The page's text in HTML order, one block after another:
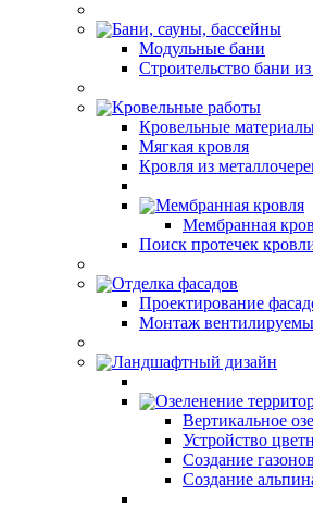
Бани, сауны, бассейны
Модульные бани
Строительство бани
Кровельные работы
Кровельные
Мягкая кровля
Кровля из
Мембранная кровля
Мембранная
Поиск протечек
Отделка фасадов
Проектирование
Монтаж
Ландшафтный дизайн
Озеленение
Вертикальное
Устройство
Создание газонов
Создание